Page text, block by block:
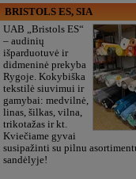
BRISTOLS ES, SIA
UAB „Bristols ES“
– audinių
išparduotuvė ir
didmeninė prekyba
Rygoje. Kokybiška
tekstilė siuvimui ir
gamybai: medvilnė,
linas, šilkas, vilna,
trikotažas ir kt.
Kviečiame gyvai
susipažinti su pilnu
sandėlyje!